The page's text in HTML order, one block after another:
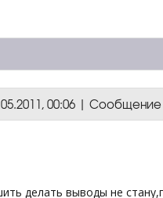
00:06 |
делать выводы не